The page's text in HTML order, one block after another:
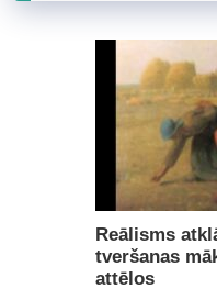
Reālisms
tveršanas
attēlos